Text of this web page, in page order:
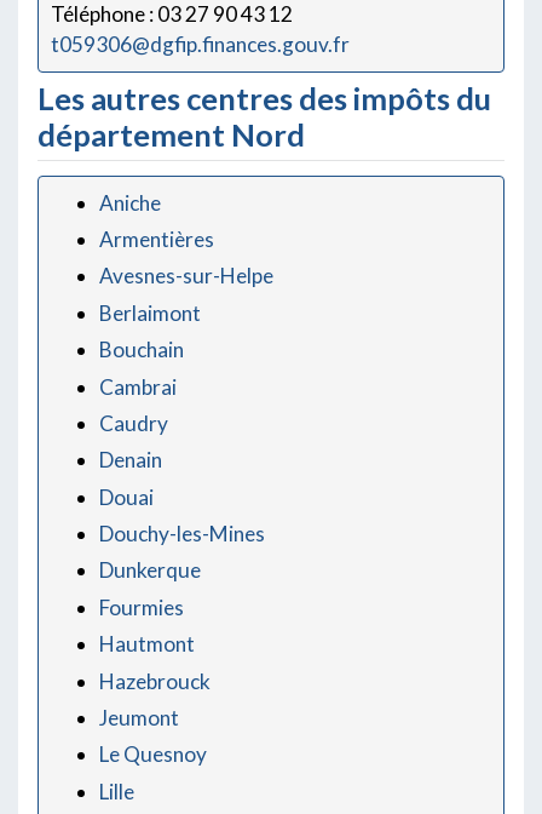
Téléphone : 03 27 90 43 12
t059306@dgfip.finances.gouv.fr
Les autres centres des impôts du
département Nord
Aniche
Armentières
Avesnes-sur-Helpe
Berlaimont
Bouchain
Cambrai
Caudry
Denain
Douai
Douchy-les-Mines
Dunkerque
Fourmies
Hautmont
Hazebrouck
Jeumont
Le Quesnoy
Lille